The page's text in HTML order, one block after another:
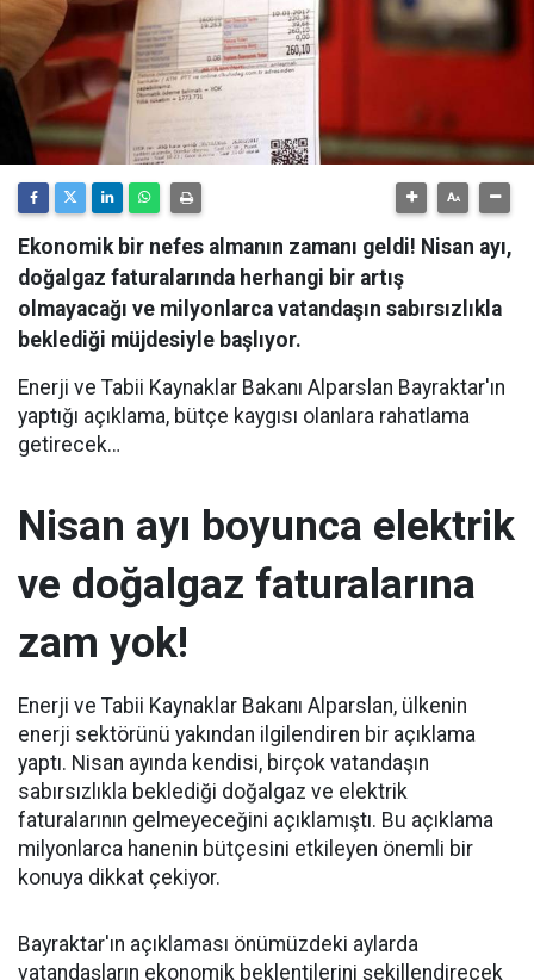
Ekonomik bir nefes almanın zamanı geldi! Nisan ayı,
doğalgaz faturalarında herhangi bir artış
olmayacağı ve milyonlarca vatandaşın sabırsızlıkla
beklediği müjdesiyle başlıyor.
Enerji ve Tabii Kaynaklar Bakanı Alparslan Bayraktar'ın
yaptığı açıklama, bütçe kaygısı olanlara rahatlama
getirecek…
Nisan ayı boyunca elektrik
ve doğalgaz faturalarına
zam yok!
Enerji ve Tabii Kaynaklar Bakanı Alparslan, ülkenin
enerji sektörünü yakından ilgilendiren bir açıklama
yaptı. Nisan ayında kendisi, birçok vatandaşın
sabırsızlıkla beklediği doğalgaz ve elektrik
faturalarının gelmeyeceğini açıklamıştı. Bu açıklama
milyonlarca hanenin bütçesini etkileyen önemli bir
konuya dikkat çekiyor.
Bayraktar'ın açıklaması önümüzdeki aylarda
vatandaşların ekonomik beklentilerini şekillendirecek